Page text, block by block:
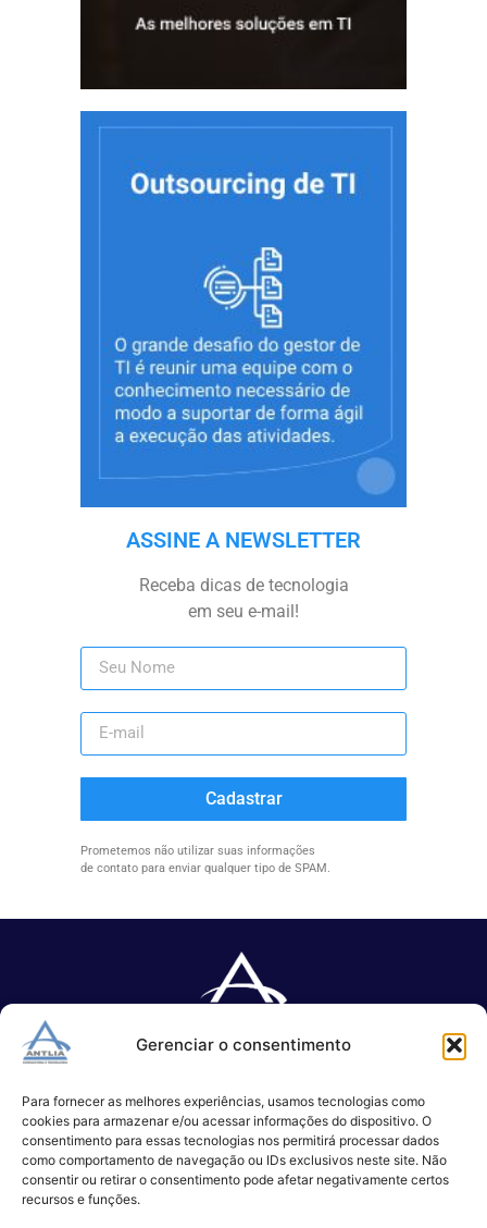
Gerenciar o consentimento
Para fornecer as melhores experiências, usamos tecnologias como
cookies para armazenar e/ou acessar informações do dispositivo. O
consentimento para essas tecnologias nos permitirá processar dados
como comportamento de navegação ou IDs exclusivos neste site. Não
consentir ou retirar o consentimento pode afetar negativamente certos
recursos e funções.
ASSINE A NEWSLETTER
Receba dicas de tecnologia
em seu e-mail!
Cadastrar
Prometemos não utilizar suas informações
de contato para enviar qualquer tipo de SPAM.
TI.
(11) 3017-0999